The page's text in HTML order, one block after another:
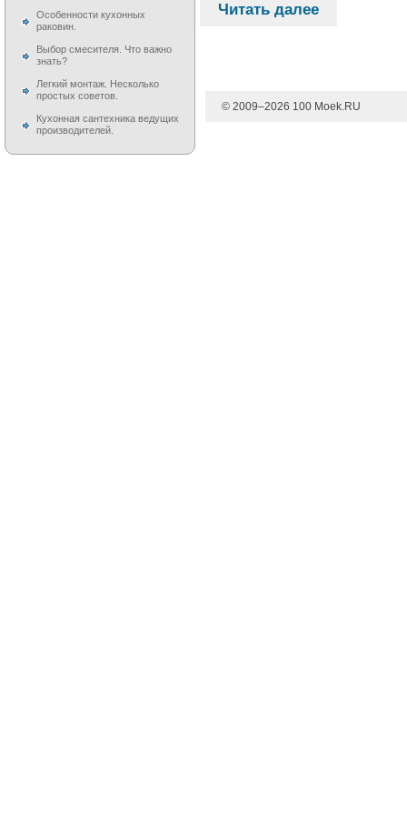
Читать далее
Особенности кухонных
раковин.
Выбор смесителя. Что важно
знать?
Легкий монтаж. Несколько
простых советов.
Кухонная сантехника ведущих
производителей.
© 2009–2026 100 Moek.RU